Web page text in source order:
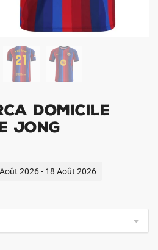
Domicile
Jong
2026 - 18 Août 2026